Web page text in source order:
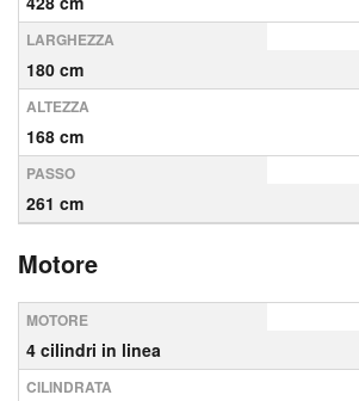
LARGHEZZA
180 cm
ALTEZZA
168 cm
PASSO
261 cm
Motore
MOTORE
4 cilindri in linea
CILINDRATA